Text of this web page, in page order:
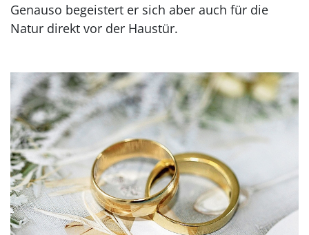
Genauso begeistert er sich aber auch für die
Natur direkt vor der Haustür.